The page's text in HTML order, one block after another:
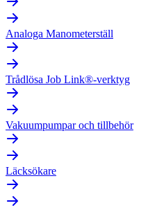
Analoga Manometerställ
Trådlösa Job Link®-verktyg
Vakuumpumpar och tillbehör
Läcksökare